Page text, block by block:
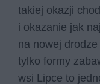
takiej okazji
i okazanie jak
na nowej
tylko formy
wsi Lipce to